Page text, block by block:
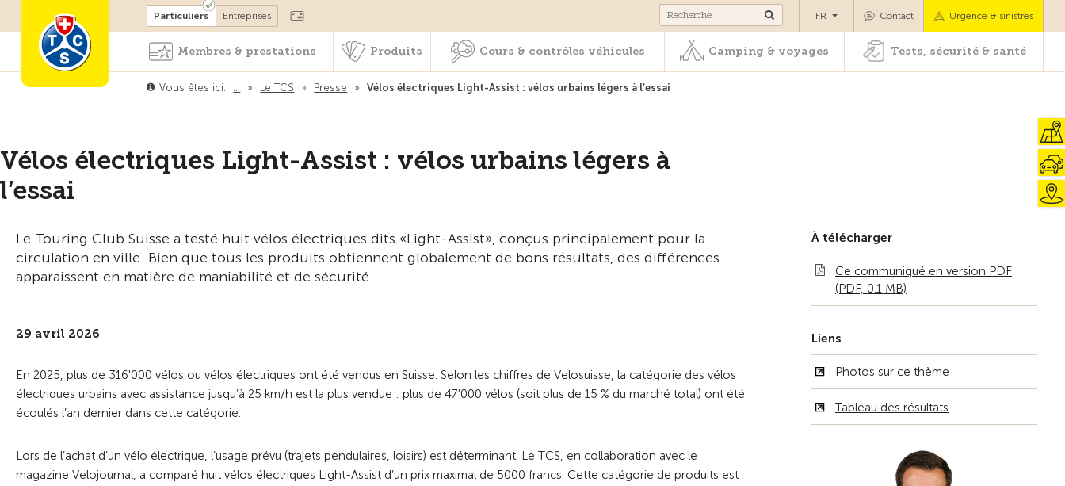
Devenir membre Cours & contrôles véhicules Camping & voyages Tests, sécurité & santé
Particuliers Entreprises Contact Urgence & sinistres
FR
Membres & prestations Produits Cours & contrôles véhicules Camping & voyages Tests, sécurité & santé
Vous êtes ici: … » Le TCS » Presse » Vélos électriques Light-Assist : vélos urbains légers à l’essai
Vélos électriques Light-Assist : vélos urbains légers à
l’essai
Le Touring Club Suisse a testé huit vélos électriques dits «Light-Assist», conçus principalement pour la
circulation en ville. Bien que tous les produits obtiennent globalement de bons résultats, des différences
apparaissent en matière de maniabilité et de sécurité.
29 avril 2026
En 2025, plus de 316'000 vélos ou vélos électriques ont été vendus en Suisse. Selon les chiffres de Velosuisse, la catégorie des vélos
électriques urbains avec assistance jusqu’à 25 km/h est la plus vendue : plus de 47'000 vélos (soit plus de 15 % du marché total) ont été
écoulés l’an dernier dans cette catégorie.
Lors de l’achat d’un vélo électrique, l’usage prévu (trajets pendulaires, loisirs) est déterminant. Le TCS, en collaboration avec le
magazine Velojournal, a comparé huit vélos électriques Light-Assist d’un prix maximal de 5000 francs. Cette catégorie de produits est
À télécharger
Ce communiqué en version PDF
(PDF, 0.1 MB)
Liens
Photos sur ce thème
Tableau des résultats